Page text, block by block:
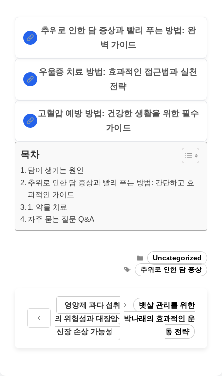
추위로 인한 담 증상과 빨리 푸는 방법: 완
벽 가이드
우울증 치료 방법: 효과적인 접근법과 실천
전략
고혈압 예방 방법: 건강한 생활을 위한 필수
가이드
목차
담이 생기는 원인
추위로 인한 담 증상과 빨리 푸는 방법: 간단하고 효
과적인 가이드
1. 약물 치료
자주 묻는 질문 Q&A
Categories
Uncategorized
Tags추위로 인한 담 증상
영양제 과다 섭취
의 위험성과 대장암·
신장 손상 가능성
뱃살 관리를 위한
박나래의 효과적인 운
동 전략